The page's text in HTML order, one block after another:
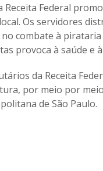
Federal
Os servidores
combate à
provoca à saúde e
da Receita
por meio por
de São Paulo.